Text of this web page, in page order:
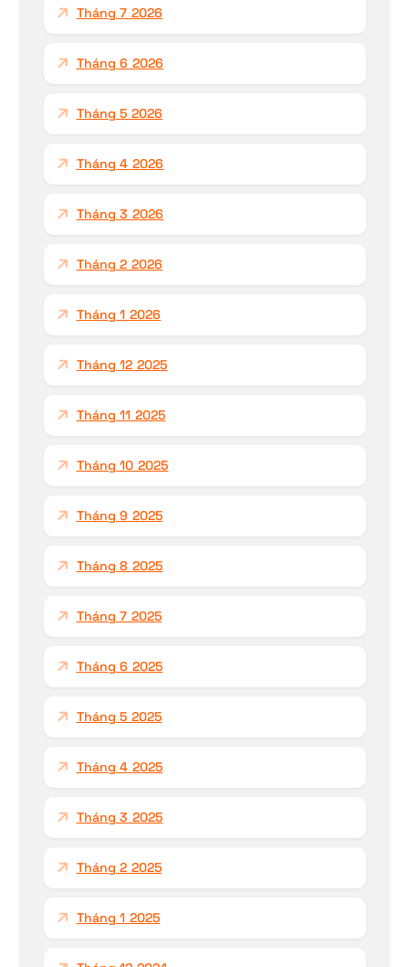
Tháng 7 2026
Tháng 6 2026
Tháng 5 2026
Tháng 4 2026
Tháng 3 2026
Tháng 2 2026
Tháng 1 2026
Tháng 12 2025
Tháng 11 2025
Tháng 10 2025
Tháng 9 2025
Tháng 8 2025
Tháng 7 2025
Tháng 6 2025
Tháng 5 2025
Tháng 4 2025
Tháng 3 2025
Tháng 2 2025
Tháng 1 2025